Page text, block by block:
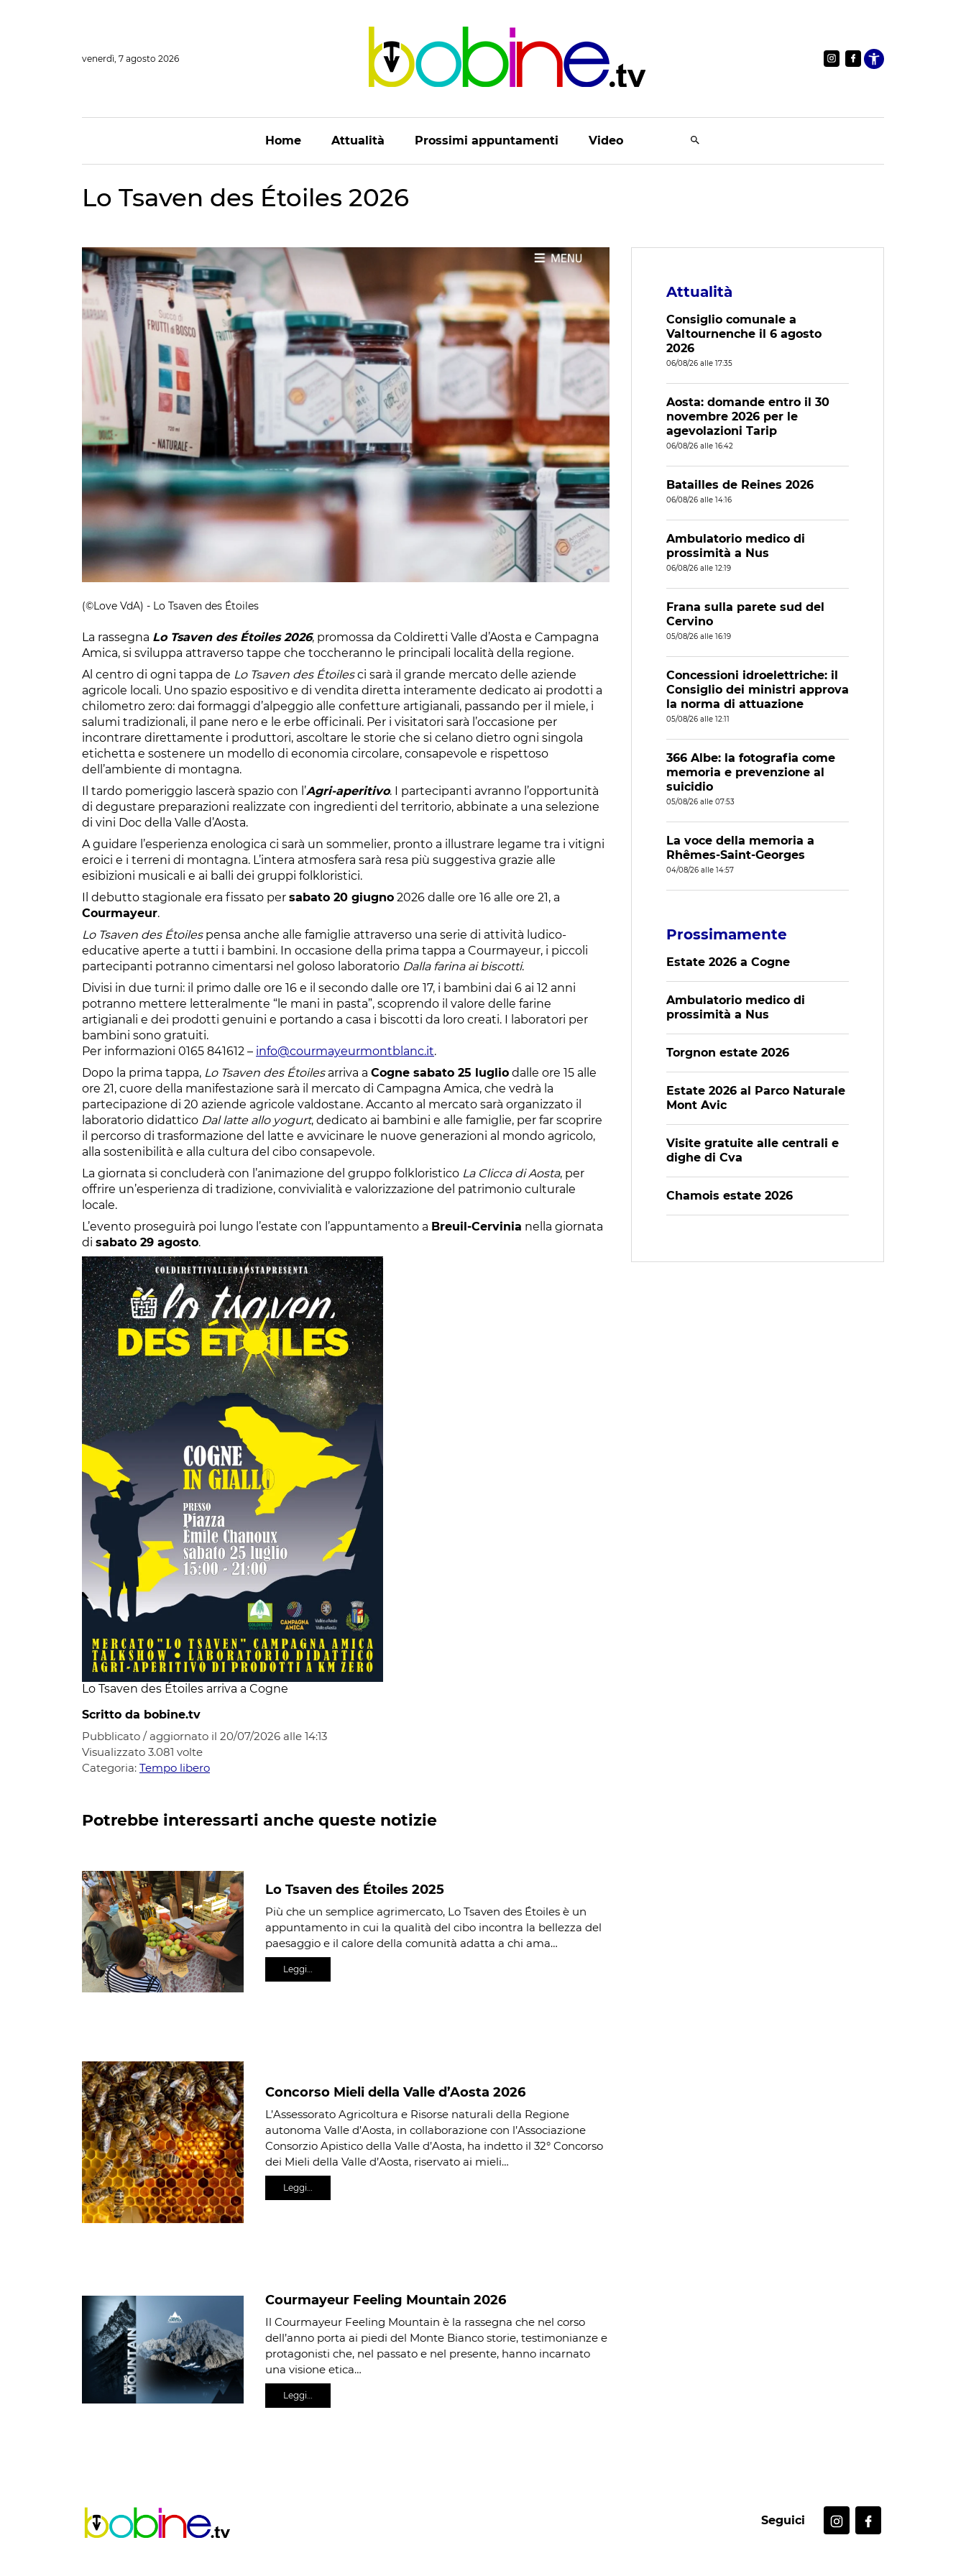
venerdì, 7 agosto 2026 Apri le
Home Attualità Prossimi appuntamenti Video
Lo Tsaven des Étoiles 2026
(©Love VdA) - Lo Tsaven des Étoiles
La rassegna Lo Tsaven des Étoiles 2026, promossa da Coldiretti Valle d’Aosta e Campagna
Amica, si sviluppa attraverso tappe che toccheranno le principali località della regione.
Al centro di ogni tappa de Lo Tsaven des Étoilesci sarà il grande mercato delle aziende
agricole locali. Uno spazio espositivo e di vendita diretta interamente dedicato ai prodotti a
chilometro zero: dai formaggi d’alpeggio alle confetture artigianali, passando per il miele, i
salumi tradizionali, il pane nero e le erbe officinali. Per i visitatori sarà l’occasione per
incontrare direttamente i produttori, ascoltare le storie che si celano dietro ogni singola
etichetta e sostenere un modello di economia circolare, consapevole e rispettoso
dell’ambiente di montagna.
Il tardo pomeriggio lascerà spazio con l’Agri-aperitivo. I partecipanti avranno l’opportunità
di degustare preparazioni realizzate con ingredienti del territorio, abbinate a una selezione
di vini Doc della Valle d’Aosta.
A guidare l’esperienza enologica ci sarà un sommelier, pronto a illustrare legame tra i vitigni
eroici e i terreni di montagna. L’intera atmosfera sarà resa più suggestiva grazie alle
esibizioni musicali e ai balli dei gruppi folkloristici.
Il debutto stagionale era fissato per sabato 20 giugno 2026 dalle ore 16 alle ore 21, a
Courmayeur.
Lo Tsaven des Étoilespensa anche alle famiglie attraverso una serie di attività ludico-
educative aperte a tutti i bambini. In occasione della prima tappa a Courmayeur, i piccoli
partecipanti potranno cimentarsi nel goloso laboratorio Dalla farina ai biscotti.
Divisi in due turni: il primo dalle ore 16 e il secondo dalle ore 17, i bambini dai 6 ai 12 anni
potranno mettere letteralmente “le mani in pasta”, scoprendo il valore delle farine
artigianali e dei prodotti genuini e portando a casa i biscotti da loro creati. I laboratori per
bambini sono gratuiti.
Per informazioni 0165 841612 – info@courmayeurmontblanc.it.
Dopo la prima tappa, Lo Tsaven des Étoilesarriva a Cogne sabato 25 luglio dalle ore 15 alle
ore 21, cuore della manifestazione sarà il mercato di Campagna Amica, che vedrà la
partecipazione di 20 aziende agricole valdostane. Accanto al mercato sarà organizzato il
laboratorio didattico Dal latte allo yogurt, dedicato ai bambini e alle famiglie, per far scoprire
il percorso di trasformazione del latte e avvicinare le nuove generazioni al mondo agricolo,
alla sostenibilità e alla cultura del cibo consapevole.
La giornata si concluderà con l’animazione del gruppo folkloristico La Clicca di Aosta, per
offrire un’esperienza di tradizione, convivialità e valorizzazione del patrimonio culturale
locale.
L’evento proseguirà poi lungo l’estate con l’appuntamento a Breuil-Cervinia nella giornata
di sabato 29 agosto.
Lo Tsaven des Étoiles arriva a Cogne
Scritto da bobine.tv
Pubblicato / aggiornato il 20/07/2026 alle 14:13
Visualizzato 3.081 volte
Categoria: Tempo libero
Potrebbe interessarti anche queste notizie
Lo Tsaven des Étoiles 2025
Più che un semplice agrimercato, Lo Tsaven des Étoiles è un
appuntamento in cui la qualità del cibo incontra la bellezza del
paesaggio e il calore della comunità adatta a chi ama…
Leggi…
Concorso Mieli della Valle d’Aosta 2026
L’Assessorato Agricoltura e Risorse naturali della Regione
autonoma Valle d’Aosta, in collaborazione con l’Associazione
Consorzio Apistico della Valle d’Aosta, ha indetto il 32° Concorso
dei Mieli della Valle d’Aosta, riservato ai mieli…
Leggi…
Courmayeur Feeling Mountain 2026
Il Courmayeur Feeling Mountain è la rassegna che nel corso
dell’anno porta ai piedi del Monte Bianco storie, testimonianze e
protagonisti che, nel passato e nel presente, hanno incarnato
una visione etica…
Leggi…
Attualità
Consiglio comunale a
Valtournenche il 6 agosto
2026
06/08/26 alle 17:35
Aosta: domande entro il 30
novembre 2026 per le
agevolazioni Tarip
06/08/26 alle 16:42
Batailles de Reines 2026
06/08/26 alle 14:16
Ambulatorio medico di
prossimità a Nus
06/08/26 alle 12:19
Frana sulla parete sud del
Cervino
05/08/26 alle 16:19
Concessioni idroelettriche: il
Consiglio dei ministri approva
la norma di attuazione
05/08/26 alle 12:11
366 Albe: la fotografia come
memoria e prevenzione al
suicidio
05/08/26 alle 07:53
La voce della memoria a
Rhêmes-Saint-Georges
04/08/26 alle 14:57
Prossimamente
Estate 2026 a Cogne
Ambulatorio medico di
prossimità a Nus
Torgnon estate 2026
Estate 2026 al Parco Naturale
Mont Avic
Visite gratuite alle centrali e
dighe di Cva
Chamois estate 2026
Seguici